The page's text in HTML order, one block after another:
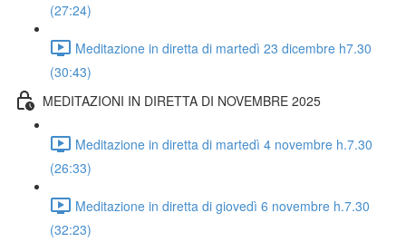
(27:24)
Meditazione in diretta di martedì 23 dicembre h7.30
(30:43)
MEDITAZIONI IN DIRETTA DI NOVEMBRE 2025
Meditazione in diretta di martedì 4 novembre h.7.30
(26:33)
Meditazione in diretta di giovedì 6 novembre h.7.30
(32:23)